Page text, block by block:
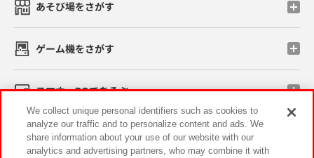
あそび場をさがす
ゲーム機をさがす
スマホ・PCであそぶ
イベント・キャンペーン
We collect unique personal identifiers such as cookies to
analyze our traffic and to personalize content and ads. We
share information about your use of our website with our
analytics and advertising partners, who may combine it with